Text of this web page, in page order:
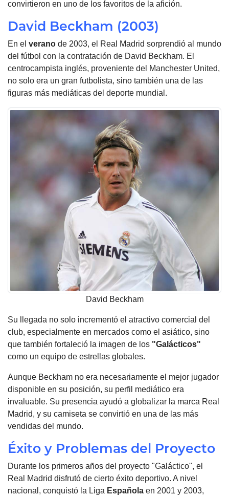
convirtieron en uno de los favoritos de la afición.
David Beckham (2003)
En el verano de 2003, el Real Madrid sorprendió al mundo
del fútbol con la contratación de David Beckham. El
centrocampista inglés, proveniente del Manchester United,
no solo era un gran futbolista, sino también una de las
figuras más mediáticas del deporte mundial.
David Beckham
Su llegada no solo incrementó el atractivo comercial del
club, especialmente en mercados como el asiático, sino
que también fortaleció la imagen de los "Galácticos"
como un equipo de estrellas globales.
Aunque Beckham no era necesariamente el mejor jugador
disponible en su posición, su perfil mediático era
invaluable. Su presencia ayudó a globalizar la marca Real
Madrid, y su camiseta se convirtió en una de las más
vendidas del mundo.
Éxito y Problemas del Proyecto
Durante los primeros años del proyecto "Galáctico", el
Real Madrid disfrutó de cierto éxito deportivo. A nivel
nacional, conquistó la Liga Española en 2001 y 2003,